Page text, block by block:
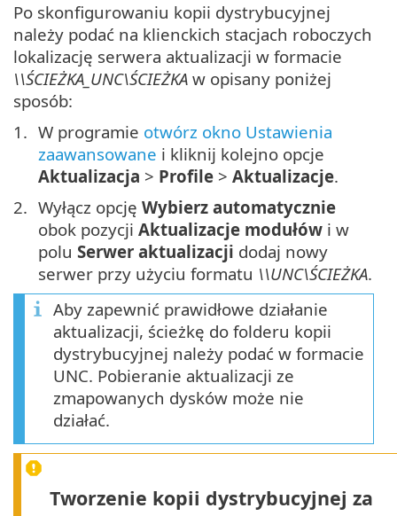
Po skonfigurowaniu kopii dystrybucyjnej
należy podać na klienckich stacjach roboczych
lokalizację serwera aktualizacji w formacie
\\ŚCIEŻKA_UNC\ŚCIEŻKA w opisany poniżej
sposób:
W programie otwórz okno Ustawienia
zaawansowane i kliknij kolejno opcje
Aktualizacja > Profile > Aktualizacje.
Wyłącz opcję Wybierz automatycznie
obok pozycji Aktualizacje modułów i w
polu Serwer aktualizacji dodaj nowy
serwer przy użyciu formatu \\UNC\ŚCIEŻKA.
Aby zapewnić prawidłowe działanie
aktualizacji, ścieżkę do folderu kopii
dystrybucyjnej należy podać w formacie
UNC. Pobieranie aktualizacji ze
zmapowanych dysków może nie
działać.
Tworzenie kopii dystrybucyjnej za